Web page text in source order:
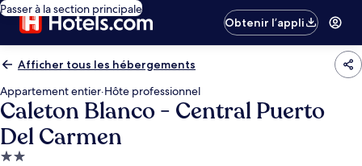
Passer à la section principale
Obtenir l’appli
Afficher tous les hébergements
Appartement entier·Hôte professionnel
Caleton Blanco - Central Puerto
Del Carmen
Hébergement